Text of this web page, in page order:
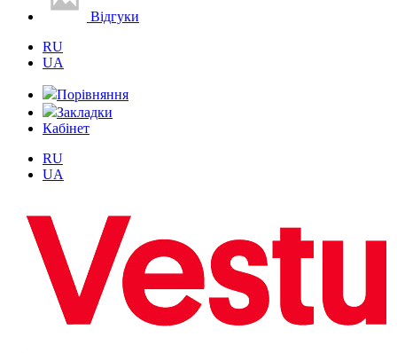
Вiдгуки
RU
UA
Порівняння
Закладки
Кабінет
RU
UA